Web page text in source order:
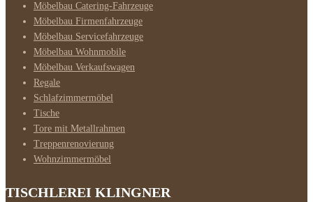
Möbelbau Catering-Fahrzeuge
Möbelbau Firmenfahrzeuge
Möbelbau Servicefahrzeuge
Möbelbau Wohnmobile
Möbelbau Verkaufswagen
Regale
Schlafzimmermöbel
Tische
Tore mit Metallrahmen
Treppenrenovierung
Wohnzimmermöbel
TISCHLEREI KLINGNER